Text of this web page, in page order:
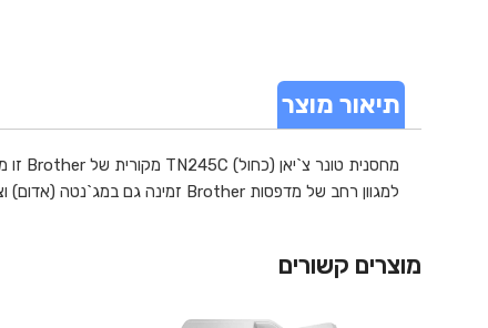
תיאור מוצר
למגוון רחב של מדפסות Brother זמינה גם במג`נטה (אדום) וצהוב.
מוצרים קשורים